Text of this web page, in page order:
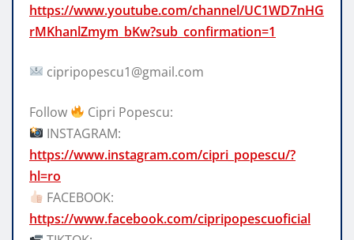
https://www.youtube.com/channel/UC1WD7nHG
rMKhanlZmym_bKw?sub_confirmation=1
cipripopescu1@gmail.com
Follow
Cipri Popescu:
INSTAGRAM:
https://www.instagram.com/cipri_popescu/?
hl=ro
FACEBOOK:
https://www.facebook.com/cipripopescuoficial